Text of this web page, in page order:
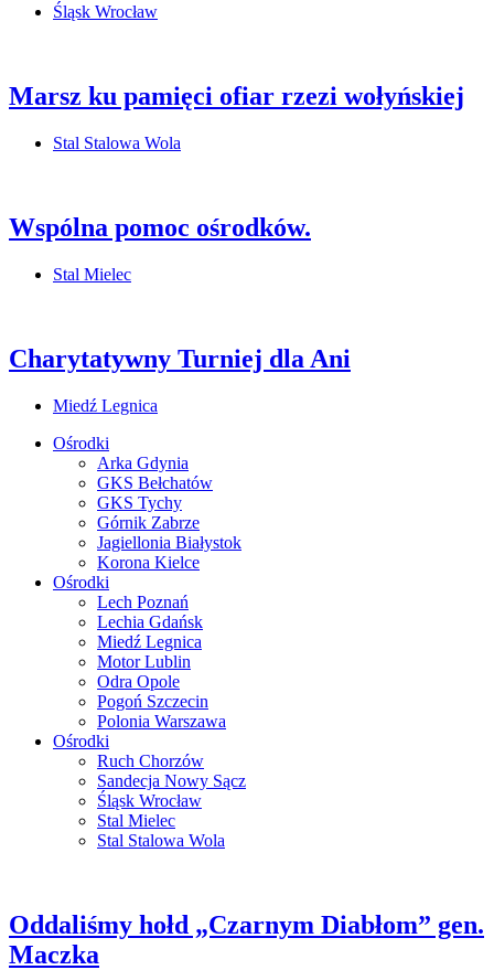
Śląsk Wrocław
Marsz ku pamięci ofiar rzezi wołyńskiej
Stal Stalowa Wola
Wspólna pomoc ośrodków.
Stal Mielec
Charytatywny Turniej dla Ani
Miedź Legnica
Ośrodki
Arka Gdynia
GKS Bełchatów
GKS Tychy
Górnik Zabrze
Jagiellonia Białystok
Korona Kielce
Ośrodki
Lech Poznań
Lechia Gdańsk
Miedź Legnica
Motor Lublin
Odra Opole
Pogoń Szczecin
Polonia Warszawa
Ośrodki
Ruch Chorzów
Sandecja Nowy Sącz
Śląsk Wrocław
Stal Mielec
Stal Stalowa Wola
Oddaliśmy hołd „Czarnym Diabłom” gen.
Maczka